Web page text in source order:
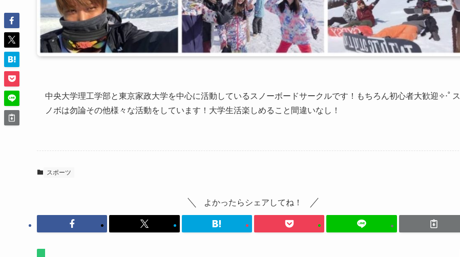
中央大学理工学部と東京家政大学を中心に活動しているスノーボードサークルです！もちろん初心者大歓迎✧‧˚ ス
ノボは勿論その他様々な活動をしています！大学生活楽しめること間違いなし！
スポーツ
よかったらシェアしてね！